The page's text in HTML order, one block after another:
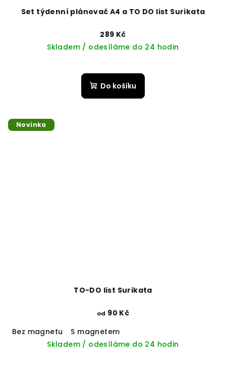
Set týdenní plánovač A4 a TO DO list Surikata
289 Kč
Skladem / odesíláme do 24 hodin
hodnocení
produktu
Do košíku
Novinka
TO-DO list Surikata
od 90 Kč
Bez magnetu
S magnetem
Skladem / odesíláme do 24 hodin